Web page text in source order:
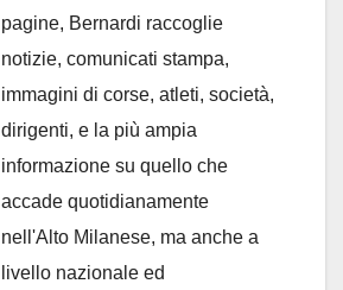
pagine, Bernardi raccoglie
notizie, comunicati stampa,
immagini di corse, atleti, società,
dirigenti, e la più ampia
informazione su quello che
accade quotidianamente
nell'Alto Milanese, ma anche a
livello nazionale ed